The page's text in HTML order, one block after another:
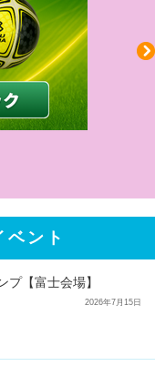
って書ける
ート
ベント
プ【富士会場】
2026年7月15日